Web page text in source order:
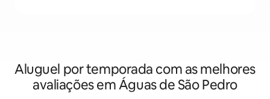
Aluguel por temporada com as melhores
avaliações em Águas de São Pedro